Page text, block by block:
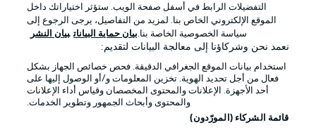
© 2026 Bundesliga-Gruppe GmbH
التفضيلات الرابط في أسفل صفحة الويب. ستؤثر اختياراتك داخل
الموقع الإلكتروني الخاص بنا. لمزيد من التفاصيل، يرجى الرجوع إلى
سياسة الخصوصية الخاصة بنا.بيان حماية البيانات بيان النشر
نعمد نحن وشركاؤنا إلى معالجة البيانات لتقديم:
استخدام بيانات الموقع الجغرافي الدقيقة. فحص خصائص الجهاز بشكل
فعال من أجل تحديد الهوية. تخزين المعلومات و/أو الوصول إليها على
أحد الأجهزة. الإعلانات والمحتوى المخصصان وقياس أداء الإعلانات
والمحتوى وأبحاث الجمهور وتطوير الخدمات.
قائمة الشركاء (المورّدون)